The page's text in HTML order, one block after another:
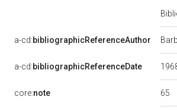
a-cd:bibliographicReferenceAuthor
a-cd:bibliographicReferenceDate
core:note 65